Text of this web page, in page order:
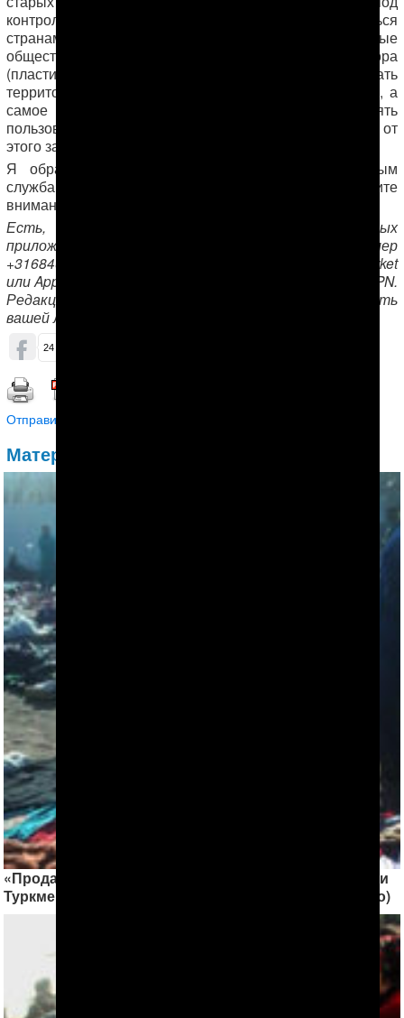
контролем. Давайте в этом плане не уподобляться
странам третьего мира, а равняться на продвинутые
общества: устанавливать баки для раздельного мусора
(пластик, стекло, бумага, органика), вовремя убирать
территорию, устанавливать современные биотуалеты, а
самое главное – проводить туда воду и предоставлять
пользователям мыло или антисептик для рук. Ведь от
этого зависит здоровье нашего населения.
Я обращаюсь к руководству базара, к санитарным
службам, к
: обратите
внимание на эту проблему!
Есть, что сказать? Пишите нам в защищенных
приложениях Signal и Telegram, добавив номер
+31684654547. Скачать приложения можно в Play Market
или App Store, приложения работают только через VPN.
Редакция АНТ гарантирует конфиденциальность
вашей личности.
24
Отправить другу
Материалы по теме:
«Продам платье за 5 манатов». Из-за кризиса жители
Туркменабада распродают свои личные вещи (фото)